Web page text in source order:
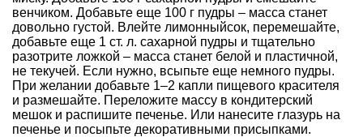
венчиком. Добавьте еще 100 г пудры – масса станет
довольно густой. Влейте лимонныйсок, перемешайте,
добавьте еще 1 ст. л. сахарной пудры и тщательно
разотрите ложкой – масса станет белой и пластичной,
не текучей. Если нужно, всыпьте еще немного пудры.
При желании добавьте 1–2 капли пищевого красителя
и размешайте. Переложите массу в кондитерский
мешок и распишите печенье. Или нанесите глазурь на
печенье и посыпьте декоративными присыпками.